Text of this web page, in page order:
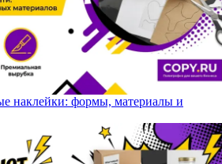
наклейки: формы, материалы и